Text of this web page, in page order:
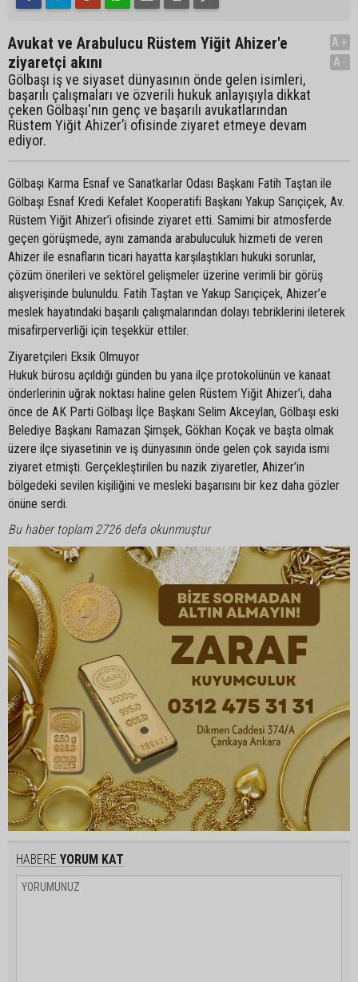
Avukat ve Arabulucu Rüstem Yiğit Ahizer'e
ziyaretçi akını
Gölbaşı iş ve siyaset dünyasının önde gelen isimleri,
başarılı çalışmaları ve özverili hukuk anlayışıyla dikkat
çeken Gölbaşı'nın genç ve başarılı avukatlarından
Rüstem Yiğit Ahizer’i ofisinde ziyaret etmeye devam
ediyor.
A+
A-
Gölbaşı Karma Esnaf ve Sanatkarlar Odası Başkanı Fatih Taştan ile
Gölbaşı Esnaf Kredi Kefalet Kooperatifi Başkanı Yakup Sarıçiçek, Av.
Rüstem Yiğit Ahizer’i ofisinde ziyaret etti. Samimi bir atmosferde
geçen görüşmede, aynı zamanda arabuluculuk hizmeti de veren
Ahizer ile esnafların ticari hayatta karşılaştıkları hukuki sorunlar,
çözüm önerileri ve sektörel gelişmeler üzerine verimli bir görüş
alışverişinde bulunuldu. Fatih Taştan ve Yakup Sarıçiçek, Ahizer’e
meslek hayatındaki başarılı çalışmalarından dolayı tebriklerini ileterek
misafirperverliği için teşekkür ettiler.
Ziyaretçileri Eksik Olmuyor
Hukuk bürosu açıldığı günden bu yana ilçe protokolünün ve kanaat
önderlerinin uğrak noktası haline gelen Rüstem Yiğit Ahizer’i, daha
önce de AK Parti Gölbaşı İlçe Başkanı Selim Akceylan, Gölbaşı eski
Belediye Başkanı Ramazan Şimşek, Gökhan Koçak ve başta olmak
üzere ilçe siyasetinin ve iş dünyasının önde gelen çok sayıda ismi
ziyaret etmişti. Gerçekleştirilen bu nazik ziyaretler, Ahizer’in
bölgedeki sevilen kişiliğini ve mesleki başarısını bir kez daha gözler
önüne serdi.
Bu haber toplam 2726 defa okunmuştur
HABERE YORUM KAT